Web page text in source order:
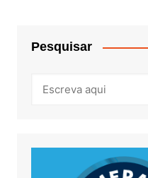
Pesquisar